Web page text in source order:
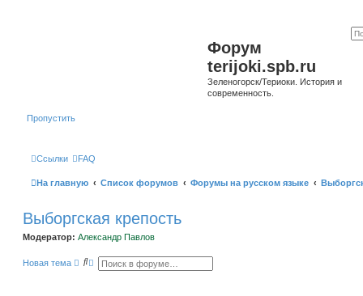
Форум
terijoki.spb.ru
Зеленогорск/Териоки. История и
современность.
Пропустить
Ссылки FAQ
На главную Список форумов Форумы на русском языке
Выборгская крепость
Модератор: Александр Павлов
Новая тема
П Р